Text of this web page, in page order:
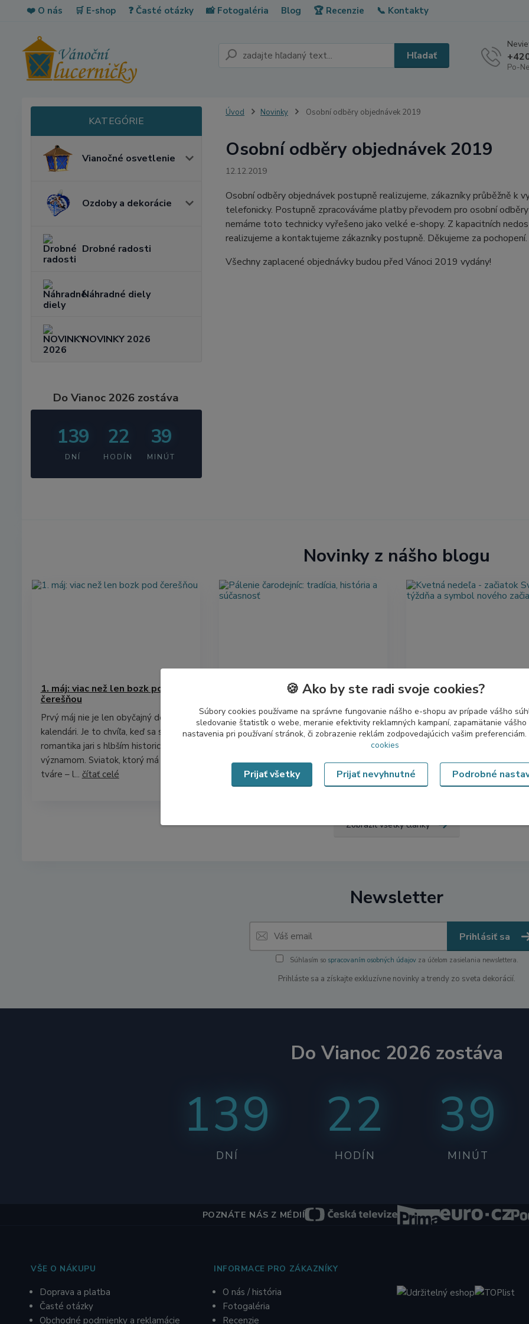
❤️ O nás 🛒 E-shop ❓ Časté otázky 📸 Fotogaléria 🏆 Recenzie 📞 Kontakty
Blog
Hľadať
Po-
Vianočné osvetlenie
Ozdoby a dekorácie
Drobné radosti
Náhradné diely
NOVINKY 2026
Do Vianoc 2026 zostáva
139
DNÍ
22
HODÍN
39
MINÚT
Úvod Novinky Osobní odběry objednávek 2019
Osobní odběry objednávek 2019
12.12.2019
Osobní odběry objednávek postupně realizujeme, zákazníky průběžně k
telefonicky. Postupně zpracováváme platby převodem pro osobní
nemáme toto technicky vyřešeno jako velké e-shopy. Z kapacitních
realizujeme a kontaktujeme zákazníky postupně. Děkujeme za pochopení.
Všechny zaplacené objednávky budou před Vánoci 2019 vydány!
Novinky z nášho blogu
1. máj: viac než len bozk pod
čerešňou
Prvý máj nie je len obyčajný deň v
kalendári. Je to chvíľa, keď sa spája
romantika jari s hlbším historickým
významom. Sviatok, ktorý má dve
tváre – l... čítať celé
Pálenie čarodejníc: tradícia,
Pálenie čarodejníc, známe aj ako
filipojakubská noc, pripadá na noc z
udalosť symbolicky uzatvára zimné
obdobie a...čítať celé
Kvetná nedeľa - začiatok
Svätého týždňa a symbol
začiatku
Kvetná nedeľa má zvláštnu
atmosféru. Nie je hlučná ani
slávnostné. Je to deň, keď
Svätý týždeň. D...čítať celé
Zobraziť všetky články
Newsletter
Prihlásiť sa
Súhlasím so spracovaním osobných údajovza účelom zasielania newslettera.
Prihláste sa a získajte exkluzívne novinky a trendy zo sveta dekorácií.
Do Vianoc 2026 zostáva
139
DNÍ
22
HODÍN
39
MINÚT
POZNÁTE NÁS Z MÉDIÍ
VŠE O NÁKUPU
Doprava a platba
Časté otázky
Obchodné podmienky a reklamácie
INFORMACE PRO ZÁKAZNÍKY
O nás / história
Fotogaléria
Recenzie
🍪 Ako by ste radi svoje cookies?
Súbory cookies používame na správne fungovanie nášho e-shopu av prípade vášho
sledovanie štatistík o webe, meranie efektivity reklamných kampaní, zapamätanie
nastavenia pri používaní stránok, či zobrazenie reklám zodpovedajúcich vašim preferenciám.
cookies
Prijať nevyhnutné Podrobné
Prijať všetky